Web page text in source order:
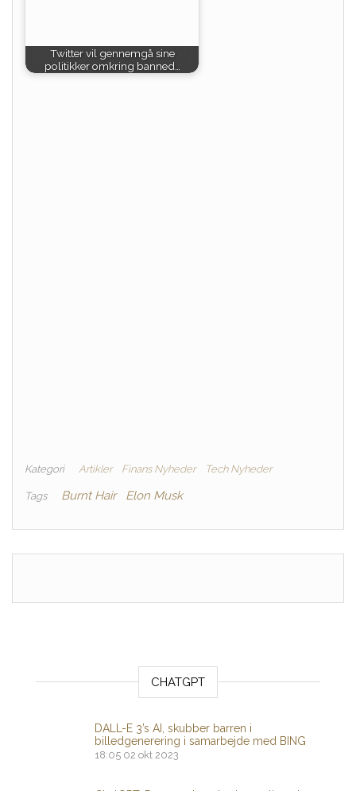
Twitter vil gennemgå sine
politikker omkring banned…
Kategori Artikler Finans Nyheder Tech Nyheder
Tags Burnt Hair Elon Musk
CHATGPT
DALL-E 3’s AI, skubber barren i
billedgenerering i samarbejde med BING
18:05 02 okt 2023